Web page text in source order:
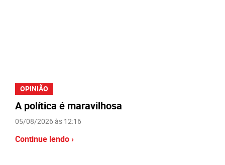
OPINIÃO
A política é maravilhosa
05/08/2026 às 12:16
Continue lendo ›